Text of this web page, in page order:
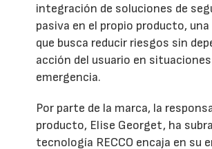
integración de soluciones de
pasiva en el propio producto,
que busca reducir riesgos sin
acción del usuario en
emergencia.
Por parte de la marca, la
producto, Elise Georget, ha
tecnología RECCO encaja en su